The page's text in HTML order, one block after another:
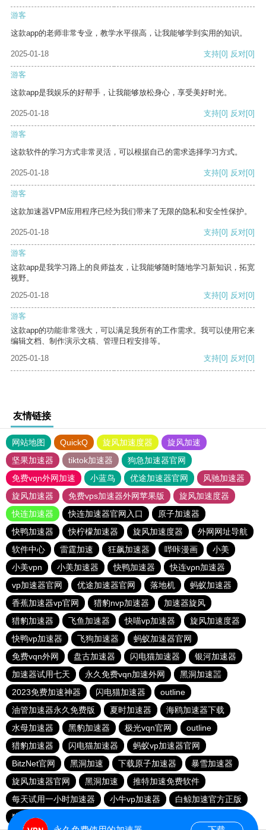
游客
这款app的老师非常专业，教学水平很高，让我能够学到实用的知识。
2025-01-18 支持[0] 反对[0]
游客
这款app是我娱乐的好帮手，让我能够放松身心，享受美好时光。
2025-01-18 支持[0] 反对[0]
游客
这款软件的学习方式非常灵活，可以根据自己的需求选择学习方式。
2025-01-18 支持[0] 反对[0]
游客
这款加速器VPM应用程序已经为我们带来了无限的隐私和安全性保护。
2025-01-18 支持[0] 反对[0]
游客
这款app是我学习路上的良师益友，让我能够随时随地学习新知识，拓宽
视野。
2025-01-18
支持[0] 反对[0]
游客
这款app的功能非常强大，可以满足我所有的工作需求。我可以使用它来
编辑文档、制作演示文稿、管理日程安排等。
2025-01-18
支持[0] 反对[0]
友情链接
网站地图 QuickQ 旋风加速度器
旋风加速
坚果加速器
tiktok加速器
狗急加速器官网
免费vqn外网加速
小蓝鸟 优途加速器官网
风驰加速器
旋风加速器
免费vps加速器外网苹果版
旋风加速度器
快连加速器
快连加速器官网入口
原子加速器
快鸭加速器
快柠檬加速器 旋风加速度器
外网网址导航
软件中心
雷霆加速 狂飙加速器 哔咔漫画
小美
小美vpn
小美加速器 快鸭加速器
快连vρn加速器
vp加速器官网
优途加速器官网 落地机
蚂蚁加速器
香蕉加速器vp官网
猎豹nvp加速器
加速器旋风
猎豹加速器
飞鱼加速器 快喵vp加速器
旋风加速度器
快鸭vp加速器
飞狗加速器
蚂蚁加速器官网
免费vqn外网
盘古加速器 闪电猫加速器
银河加速器
加速器试用七天
永久免费vqn加速外网
黑洞加速噐
2023免费加速神器
闪电猫加速器
outline
油管加速器永久免费版
夏时加速器
海鸥加速器下载
水母加速器
黑豹加速器 极光vqn官网
outline
猎豹加速器
闪电猫加速器
蚂蚁vp加速器官网
BitzNet官网
黑洞加速 下载原子加速器
暴雪加速器
旋风加速器官网
黑洞加速
推特加速免费软件
每天试用一小时加速器
小牛vp加速器
白鲸加速官方正版
猎豹加速器